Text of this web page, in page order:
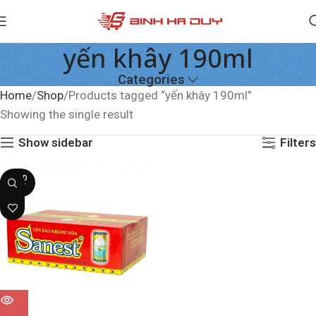
yến khây 190ml
Categories
Home Shop Products tagged “yến khây 190ml”
Showing the single result
Show sidebar
Filters
SOLD
OUT